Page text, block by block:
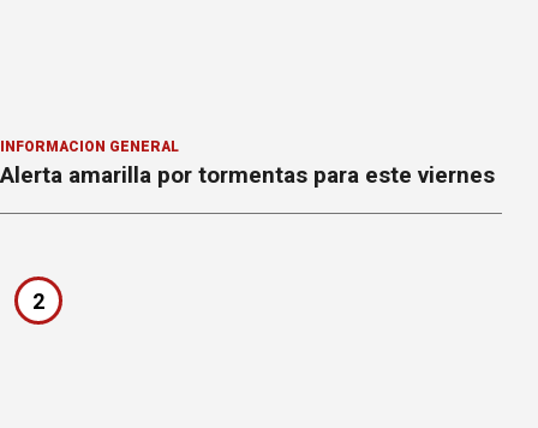
INFORMACION GENERAL
Alerta amarilla por tormentas para este viernes
2